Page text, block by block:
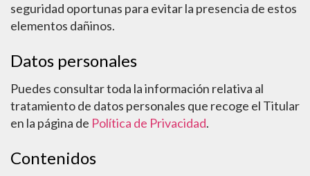
seguridad oportunas para evitar la presencia de estos
elementos dañinos.
Datos personales
Puedes consultar toda la información relativa al
tratamiento de datos personales que recoge el Titular
en la página de Política de Privacidad.
Contenidos